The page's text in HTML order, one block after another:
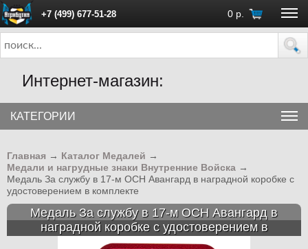
+7 (499) 677-51-28 0 р.
ПН - ПТ с 10:00 до 18:00 (Москва)
Интернет-магазин:
КАТЕГОРИИ
Главная → Каталог Медалей →
Медали и нагрудные знаки Внутренние Войска →
Медаль За службу в 17-м ОСН Авангард в наградной коробке с
удостоверением в комплекте
Медаль За службу в 17-м ОСН Авангард в
наградной коробке с удостоверением в
комплекте